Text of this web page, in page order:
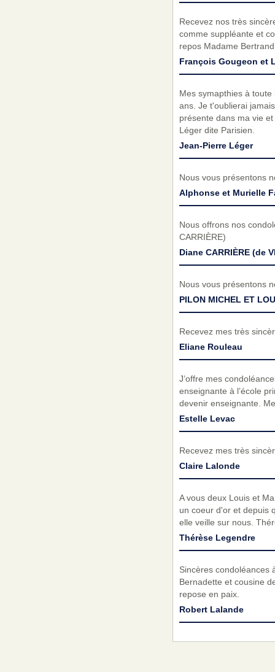
Recevez nos très
comme suppléante et
repos Madame
François Gougeon et
Mes symapthies à
ans. Je t'oublierai
présente dans ma vie
Léger dite Parisien.
Jean-Pierre Léger
Nous vous présentons
Alphonse et Murielle
Nous offrons nos
CARRIÈRE)
Diane CARRIÈRE (de
Nous vous présentons
PILON MICHEL ET
Recevez mes très
Eliane Rouleau
J’offre mes
enseignante à l’école
devenir enseignante.
Estelle Levac
Recevez mes très
Claire Lalonde
A vous deux Louis et
un coeur d'or et depuis
elle veille sur nous.
Thérèse Legendre
Sincères condoléances
Bernadette et cousine
repose en paix.
Robert Lalande